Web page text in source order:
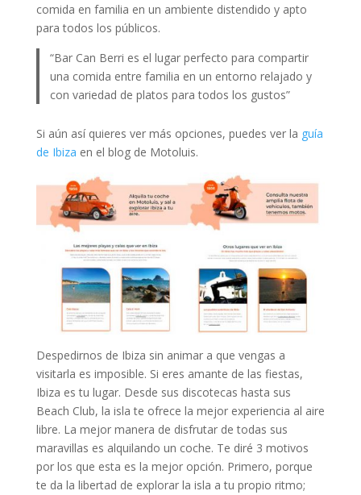
comida en familia en un ambiente distendido y apto
para todos los públicos.
“Bar Can Berri es el lugar perfecto para compartir
una comida entre familia en un entorno relajado y
con variedad de platos para todos los gustos”
Si aún así quieres ver más opciones, puedes ver la guía
de Ibiza en el blog de Motoluis.
Despedirnos de Ibiza sin animar a que vengas a
visitarla es imposible. Si eres amante de las fiestas,
Ibiza es tu lugar. Desde sus discotecas hasta sus
Beach Club, la isla te ofrece la mejor experiencia al aire
libre. La mejor manera de disfrutar de todas sus
maravillas es alquilando un coche. Te diré 3 motivos
por los que esta es la mejor opción. Primero, porque
te da la libertad de explorar la isla a tu propio ritmo;